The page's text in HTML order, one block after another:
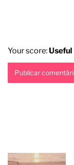
Your score: Useful